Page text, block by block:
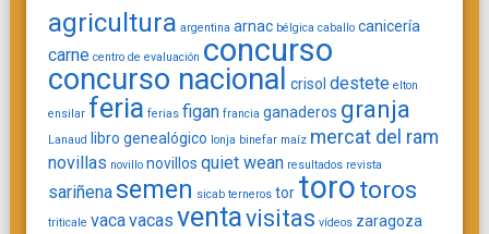
agricultura argentina arnac bélgica caballo canicería
carne centro de evaluación concurso
concurso nacional crisol destete elton
ensilar feria ferias figan francia ganaderos granja
Lanaud libro genealógico lonja binefar maíz mercat del ram
novillas novillo novillos quiet wean resultados revista
sariñena semen sicab terneros tor torotoros
triticale vacavacas ventavisitas vídeos zaragoza